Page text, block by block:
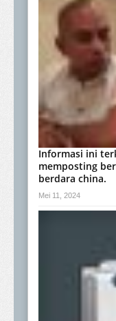
Informasi ini
memposting
berdara china.
Mei 11, 2024